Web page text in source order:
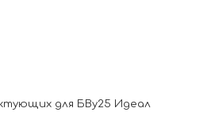
для БВу25 Идеал